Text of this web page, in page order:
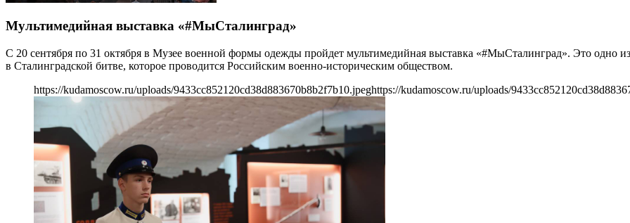
Мультимедийная выставка «#МыСталинград»
С 20 сентября по 31 октября в Музее военной формы одежды пройдет мультимедийная выставка «#МыСталинград». Это одно
в Сталинградской битве, которое проводится Российским военно-историческим обществом.
https://kudamoscow.ru/uploads/9433cc852120cd38d883670b8b2f7b10.jpeghttps://kudamoscow.ru/uploads/